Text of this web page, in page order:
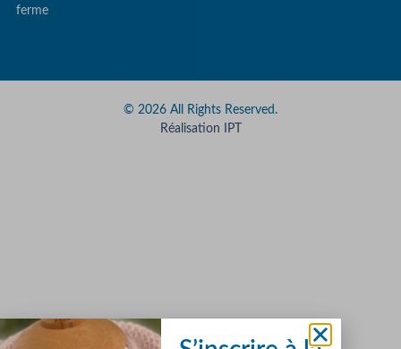
ferme
© 2026 All Rights Reserved.
Réalisation IPT